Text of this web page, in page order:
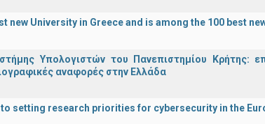
new University in Greece and is among the 100 best
Υπολογιστών του Πανεπιστημίου
αναφορές στην Ελλάδα
setting research priorities for cybersecurity in the